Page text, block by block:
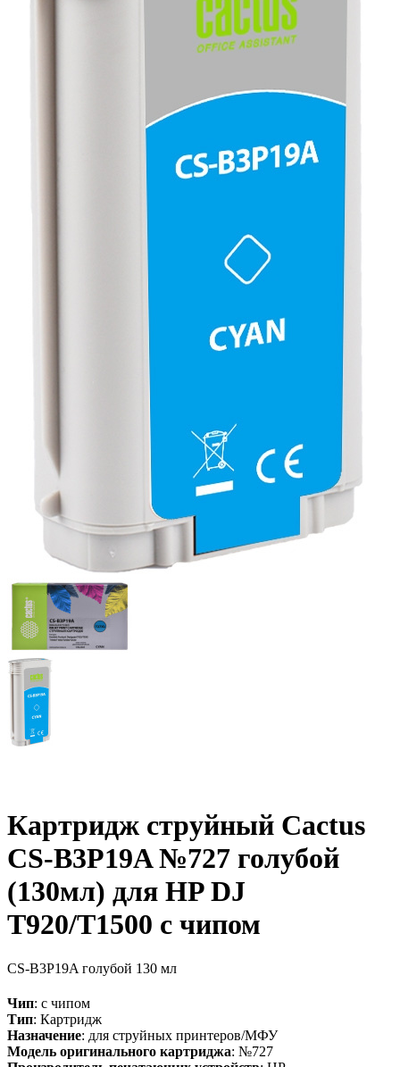
Картридж струйный Cactus
CS-B3P19A №727 голубой
(130мл) для HP DJ
T920/T1500 с чипом
CS-B3P19A голубой 130 мл
Чип: с чипом
Тип: Картридж
Назначение: для струйных принтеров/МФУ
Модель оригинального картриджа: №727